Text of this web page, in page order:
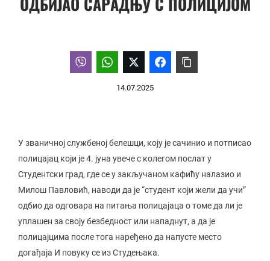
14.07.2025
У званичној службеној белешци, коју је сачинио и потписао
полицајац који је 4. јуна увече с колегом послат у
Студентски град, где се у закључаном кафићу налазио и
Милош Павловић, наводи да је “студент који жели да учи”
одбио да одговара на питања полицајаца о томе да ли је
уплашен за своју безбедност или нападнут, а да је
полицајцима после тога наређено да напусте место
догађаја И повуку се из Студењака.